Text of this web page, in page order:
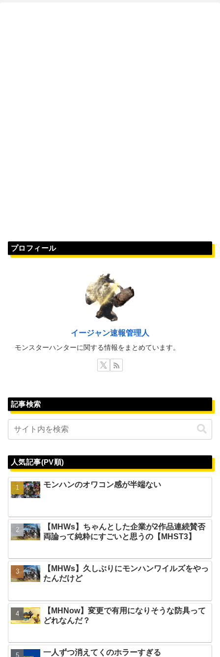
プロフィール
イージャン速報管理人
モンスターハンターに関する情報をまとめています。
記事検索
人気記事(PV順)
モンハンのオワコン感が半端ない
【MHWs】ちゃんとした企業が2作品連続賛否
両論って純粋にすごいと思うの【MHST3】
【MHWs】久しぶりにモンハンワイルズをやっ
たんだけど
【MHNow】変更で有用になりそうな防具って
どれなんだ？
一人ずつ消えてくのホラーすぎる